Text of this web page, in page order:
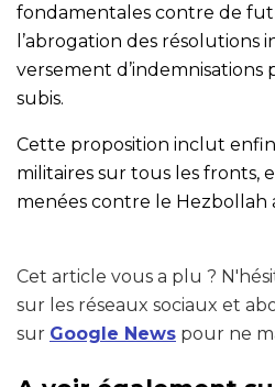
fondamentales contre de
l’abrogation des résolutions
versement d’indemnisations
subis.
Cette proposition inclut
militaires sur tous les fronts,
menées contre le Hezbollah
Cet article vous a plu ?
sur les réseaux sociaux et
sur Google News pour ne